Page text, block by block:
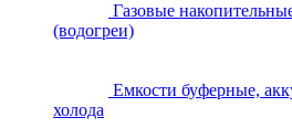
Газовые
(водогреи)
Емкости буферные,
холода